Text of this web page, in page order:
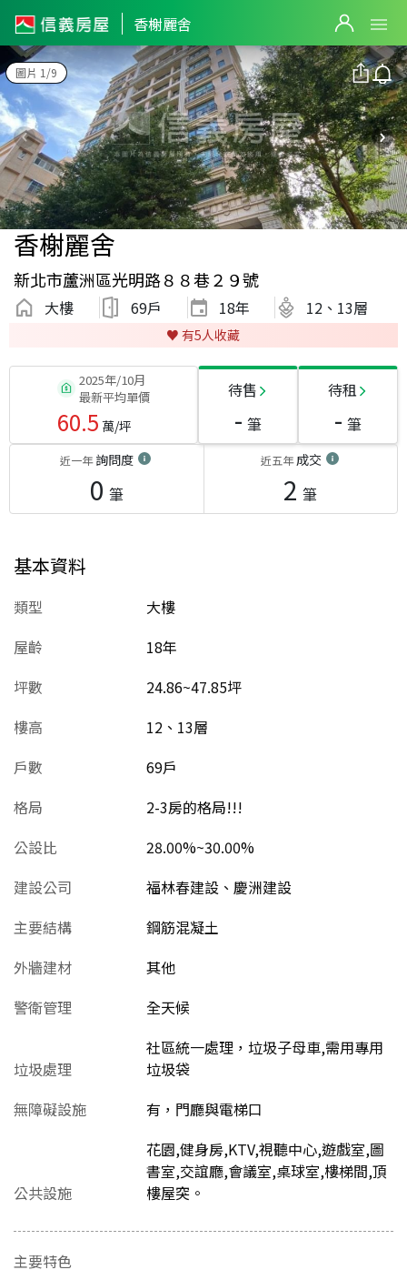
香榭麗舍
圖片 1/9
香榭麗舍
新北市蘆洲區光明路８８巷２９號
大樓 69戶 18年 12、13層
♥️ 有5人收藏
2025年/10月
最新平均單價
60.5 萬/坪
待售
- 筆
待租
- 筆
近一年詢問度
0 筆
近五年成交
2 筆
基本資料
類型
大樓
屋齡
18年
坪數
24.86~47.85坪
樓高
12、13層
戶數
69戶
格局
2-3房的格局!!!
公設比
28.00%~30.00%
建設公司
福林春建設、慶洲建設
主要結構
鋼筋混凝土
外牆建材
其他
警衛管理
全天候
垃圾處理
社區統一處理，垃圾子母車,需用專用
垃圾袋
無障礙設施
有，門廳與電梯口
公共設施
花園,健身房,KTV,視聽中心,遊戲室,圖
書室,交誼廳,會議室,桌球室,樓梯間,頂
樓屋突。
主要特色